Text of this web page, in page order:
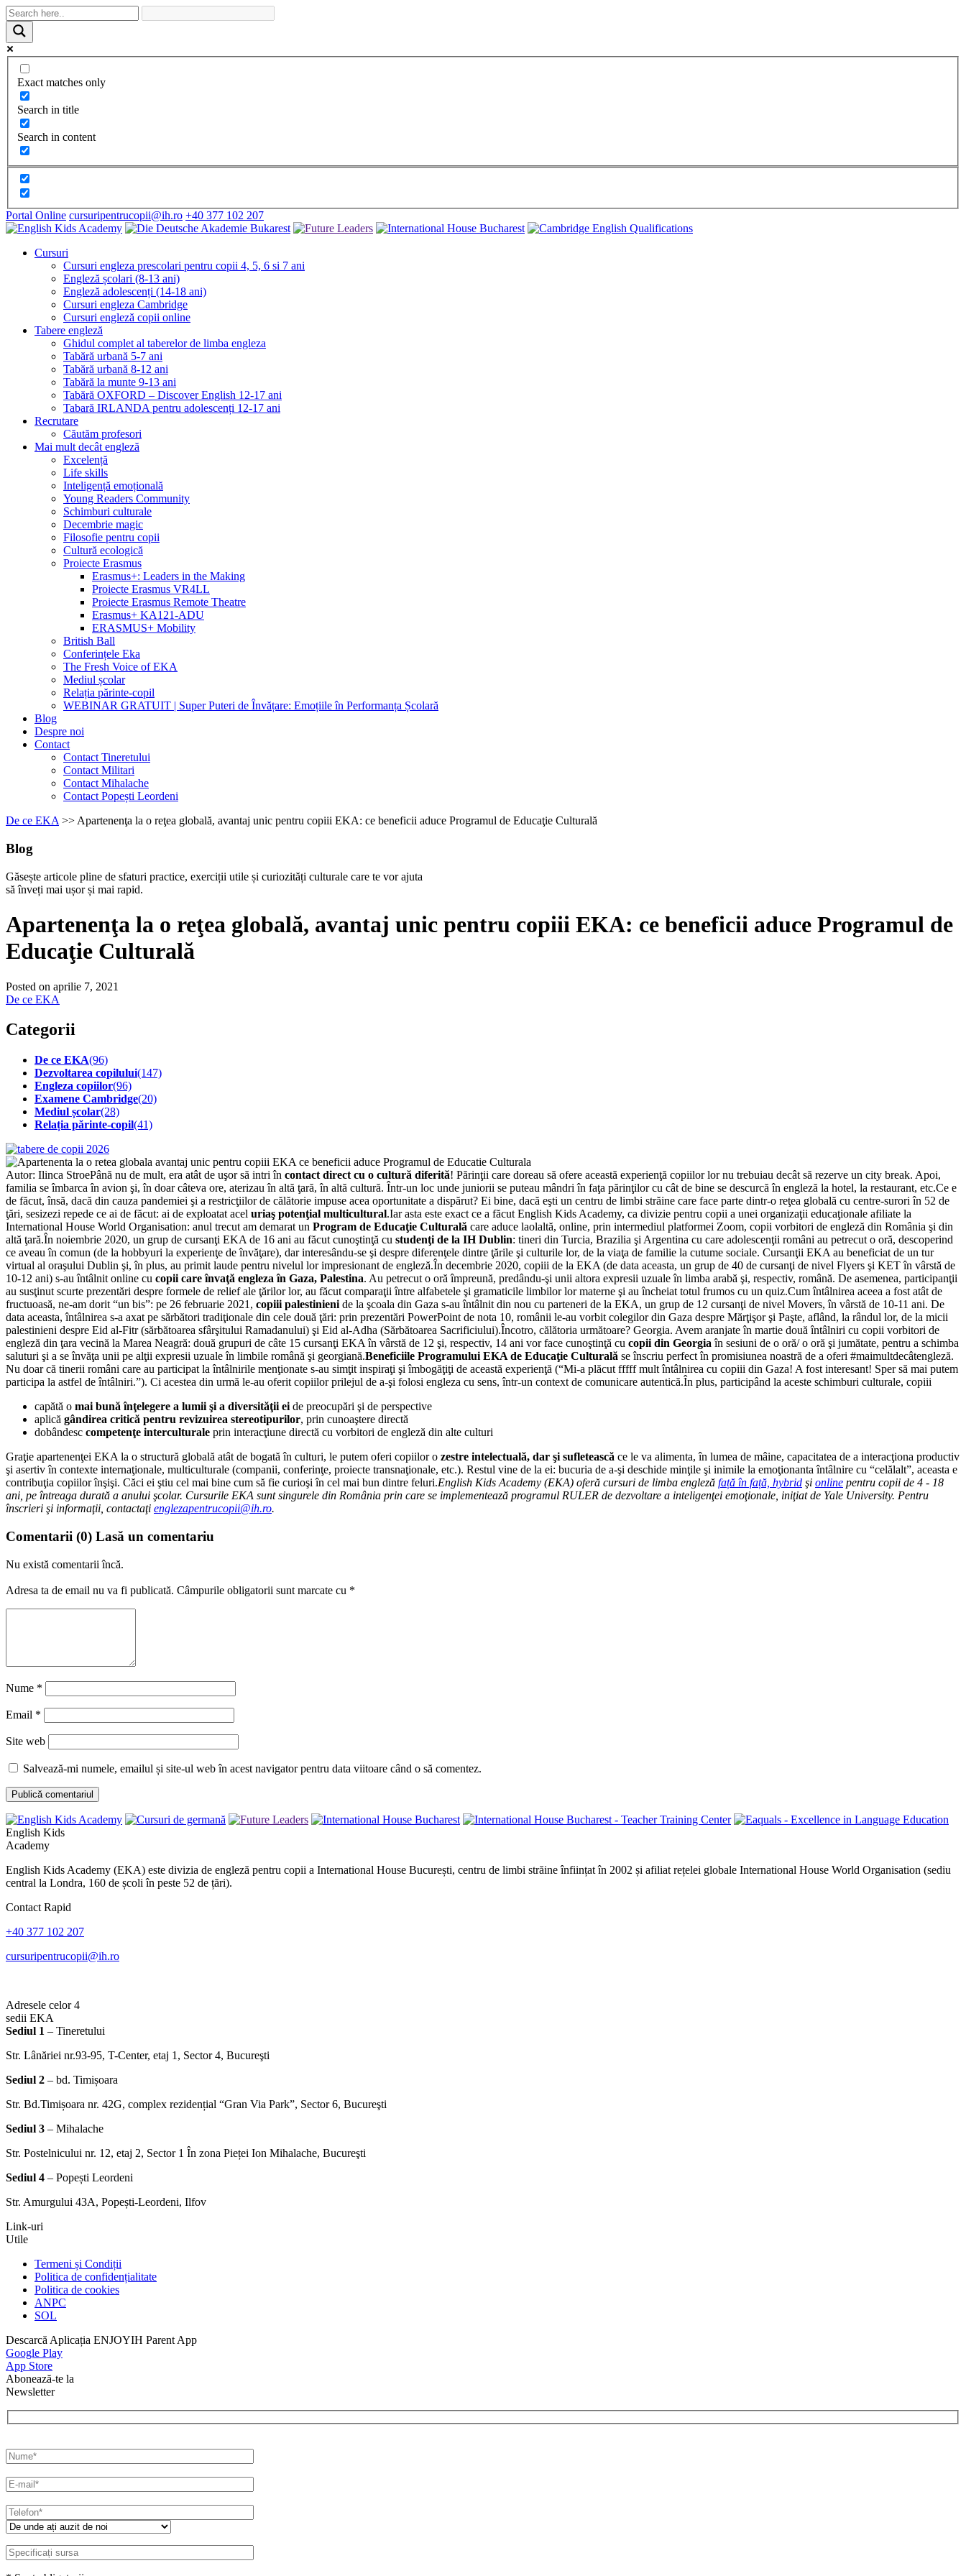
Exact matches only
Search in title
Search in content
Portal Online cursuripentrucopii@ih.ro +40 377 102 207
Cursuri
Cursuri engleza prescolari pentru copii 4, 5, 6 si 7 ani
Engleză școlari (8-13 ani)
Engleză adolescenți (14-18 ani)
Cursuri engleza Cambridge
Cursuri engleză copii online
Tabere engleză
Ghidul complet al taberelor de limba engleza
Tabără urbană 5-7 ani
Tabără urbană 8-12 ani
Tabără la munte 9-13 ani
Tabără OXFORD – Discover English 12-17 ani
Tabară IRLANDA pentru adolescenți 12-17 ani
Recrutare
Căutăm profesori
Mai mult decât engleză
Excelență
Life skills
Inteligență emoțională
Young Readers Community
Schimburi culturale
Decembrie magic
Filosofie pentru copii
Cultură ecologică
Proiecte Erasmus
Erasmus+: Leaders in the Making
Proiecte Erasmus VR4LL
Proiecte Erasmus Remote Theatre
Erasmus+ KA121-ADU
ERASMUS+ Mobility
British Ball
Conferințele Eka
The Fresh Voice of EKA
Mediul școlar
Relația părinte-copil
WEBINAR GRATUIT | Super Puteri de Învățare: Emoțiile în Performanța Școlară
Blog
Despre noi
Contact
Contact Tineretului
Contact Militari
Contact Mihalache
Contact Popești Leordeni
De ce EKA >> Apartenenţa la o reţea globală, avantaj unic pentru copiii EKA: ce beneficii aduce Programul de Educaţie Culturală
Blog
Găsește articole pline de sfaturi practice, exerciții utile și curiozități culturale care te vor ajuta
să înveți mai ușor și mai rapid.
Apartenenţa la o reţea globală, avantaj unic pentru copiii EKA: ce beneficii aduce Programul de
Educaţie Culturală
Posted on aprilie 7, 2021
De ce EKA
Categorii
De ce EKA(96)
Dezvoltarea copilului(147)
Engleza copiilor(96)
Examene Cambridge(20)
Mediul școlar(28)
Relația părinte-copil(41)
Autor: Ilinca StroePână nu de mult, era atât de uşor să intri în contact direct cu o cultură diferită! Părinţii care doreau să ofere această experienţă copiilor lor nu trebuiau decât să rezerve un city break. Apoi,
familia se îmbarca în avion şi, în doar câteva ore, aterizau în altă ţară, în altă cultură. Într-un loc unde juniorii se puteau mândri în faţa părinţilor cu cât de bine se descurcă în engleză la hotel, la restaurant, etc.Ce e
de făcut, însă, dacă din cauza pandemiei şi a restricţiilor de călătorie impuse acea oportunitate a dispărut? Ei bine, dacă eşti un centru de limbi străine care face parte dintr-o reţea globală cu centre-surori în 52 de
ţări, sesizezi repede ce ai de făcut: ai de exploatat acel uriaş potenţial multicultural.Iar asta este exact ce a făcut English Kids Academy, ca divizie pentru copii a unei organizaţii educaţionale afiliate la
International House World Organisation: anul trecut am demarat un Program de Educaţie Culturală care aduce laolaltă, online, prin intermediul platformei Zoom, copii vorbitori de engleză din România şi din
altă ţară.În noiembrie 2020, un grup de cursanţi EKA de 16 ani au făcut cunoştinţă cu studenţi de la IH Dublin: tineri din Turcia, Brazilia şi Argentina cu care adolescenţii români au petrecut o oră, descoperind
ce aveau în comun (de la hobbyuri la experienţe de învăţare), dar interesându-se şi despre diferenţele dintre ţările şi culturile lor, de la viaţa de familie la cutume sociale. Cursanţii EKA au beneficiat de un tur
virtual al oraşului Dublin şi, în plus, au primit laude pentru nivelul lor impresionant de engleză.În decembrie 2020, copiii de la EKA (de data aceasta, un grup de 40 de cursanţi de nivel Flyers şi KET în vârstă de
10-12 ani) s-au întâlnit online cu copii care învaţă engleza în Gaza, Palestina. Au petrecut o oră împreună, predându-şi unii altora expresii uzuale în limba arabă şi, respectiv, română. De asemenea, participanţii
au susţinut scurte prezentări despre formele de relief ale ţărilor lor, au făcut comparaţii între alfabetele şi gramaticile limbilor lor materne şi au încheiat totul frumos cu un quiz.Cum întâlnirea aceea a fost atât de
fructuoasă, ne-am dorit “un bis”: pe 26 februarie 2021, copiii palestinieni de la şcoala din Gaza s-au întâlnit din nou cu parteneri de la EKA, un grup de 12 cursanţi de nivel Movers, în vârstă de 10-11 ani. De
data aceasta, întâlnirea s-a axat pe sărbători tradiţionale din cele două ţări: prin prezentări PowerPoint de nota 10, românii le-au vorbit colegilor din Gaza despre Mărţişor şi Paşte, aflând, la rândul lor, de la micii
palestinieni despre Eid al-Fitr (sărbătoarea sfârşitului Ramadanului) şi Eid al-Adha (Sărbătoarea Sacrificiului).Încotro, călătoria următoare? Georgia. Avem aranjate în martie două întâlniri cu copii vorbitori de
engleză din ţara vecină la Marea Neagră: două grupuri de câte 15 cursanţi EKA în vârstă de 12 şi, respectiv, 14 ani vor face cunoştinţă cu copii din Georgia în sesiuni de o oră/ o oră şi jumătate, pentru a schimba
saluturi şi a se învăţa unii pe alţii expresii uzuale în limbile română şi georgiană.Beneficiile Programului EKA de Educaţie Culturală se înscriu perfect în promisiunea noastră de a oferi #maimultdecâtengleză.
Nu doar că tinerii români care au participat la întâlnirile menţionate s-au simţit inspiraţi şi îmbogăţiţi de această experienţă (“Mi-a plăcut fffff mult întâlnirea cu copiii din Gaza! A fost interesant! Sper să mai putem
participa la astfel de întâlniri.”). Ci acestea din urmă le-au oferit copiilor prilejul de a-şi folosi engleza cu sens, într-un context de comunicare autentică.În plus, participând la aceste schimburi culturale, copiii
capătă o mai bună înţelegere a lumii şi a diversităţii ei de preocupări şi de perspective
aplică gândirea critică pentru revizuirea stereotipurilor, prin cunoaştere directă
dobândesc competenţe interculturale prin interacţiune directă cu vorbitori de engleză din alte culturi
Graţie apartenenţei EKA la o structură globală atât de bogată în culturi, le putem oferi copiilor o zestre intelectuală, dar şi sufletească ce le va alimenta, în lumea de mâine, capacitatea de a interacţiona productiv
şi asertiv în contexte internaţionale, multiculturale (companii, conferinţe, proiecte transnaţionale, etc.). Restul vine de la ei: bucuria de a-şi deschide minţile şi inimile la emoţionanta întâlnire cu “celălalt”, aceasta e
contribuţia copiilor înşişi. Căci ei ştiu cel mai bine cum să fie curioşi în cel mai bun dintre feluri.English Kids Academy (EKA) oferă cursuri de limba engleză față în față, hybrid şi online pentru copii de 4 - 18
ani, pe întreaga durată a anului şcolar. Cursurile EKA sunt singurele din România prin care se implementează programul RULER de dezvoltare a inteligenţei emoţionale, iniţiat de Yale University. Pentru
înscrieri şi informaţii, contactaţi englezapentrucopii@ih.ro.
Comentarii (0) Lasă un comentariu
Nu există comentarii încă.
Adresa ta de email nu va fi publicată. Câmpurile obligatorii sunt marcate cu *
Nume *
Email *
Site web
Salvează-mi numele, emailul și site-ul web în acest navigator pentru data viitoare când o să comentez.
English Kids
Academy
English Kids Academy (EKA) este divizia de engleză pentru copii a International House București, centru de limbi străine înființat în 2002 și afiliat rețelei globale International House World Organisation (sediu
central la Londra, 160 de școli în peste 52 de țări).
Contact Rapid
+40 377 102 207
cursuripentrucopii@ih.ro
Adresele celor 4
sedii EKA
Sediul 1 – Tineretului
Str. Lânăriei nr.93-95, T-Center, etaj 1, Sector 4, Bucureşti
Sediul 2 – bd. Timișoara
Str. Bd.Timișoara nr. 42G, complex rezidențial “Gran Via Park”, Sector 6, Bucureşti
Sediul 3 – Mihalache
Str. Postelnicului nr. 12, etaj 2, Sector 1 În zona Pieței Ion Mihalache, Bucureşti
Sediul 4 – Popești Leordeni
Str. Amurgului 43A, Popești-Leordeni, Ilfov
Link-uri
Utile
Termeni și Condiții
Politica de confidențialitate
Politica de cookies
ANPC
SOL
Descarcă Aplicația ENJOYIH Parent App
Google Play
App Store
Abonează-te la
Newsletter